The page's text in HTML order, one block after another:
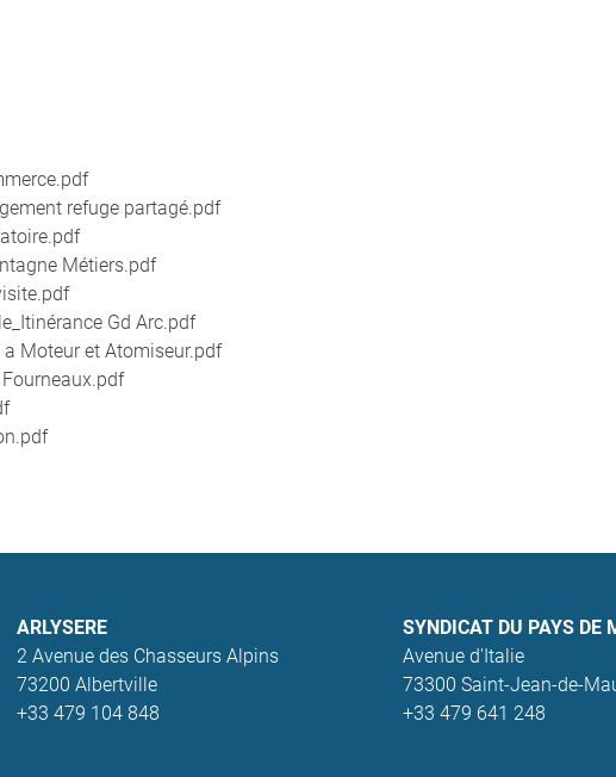
refuge partagé.pdf
Métiers.pdf
Gd Arc.pdf
a Moteur et Atomiseur.pdf
ARLYSERE
2 Avenue des Chasseurs Alpins
73200 Albertville
+33 479 104 848
SYNDICAT DU PAYS DE
Avenue d'Italie
73300 Saint-Jean-de-
+33 479 641 248